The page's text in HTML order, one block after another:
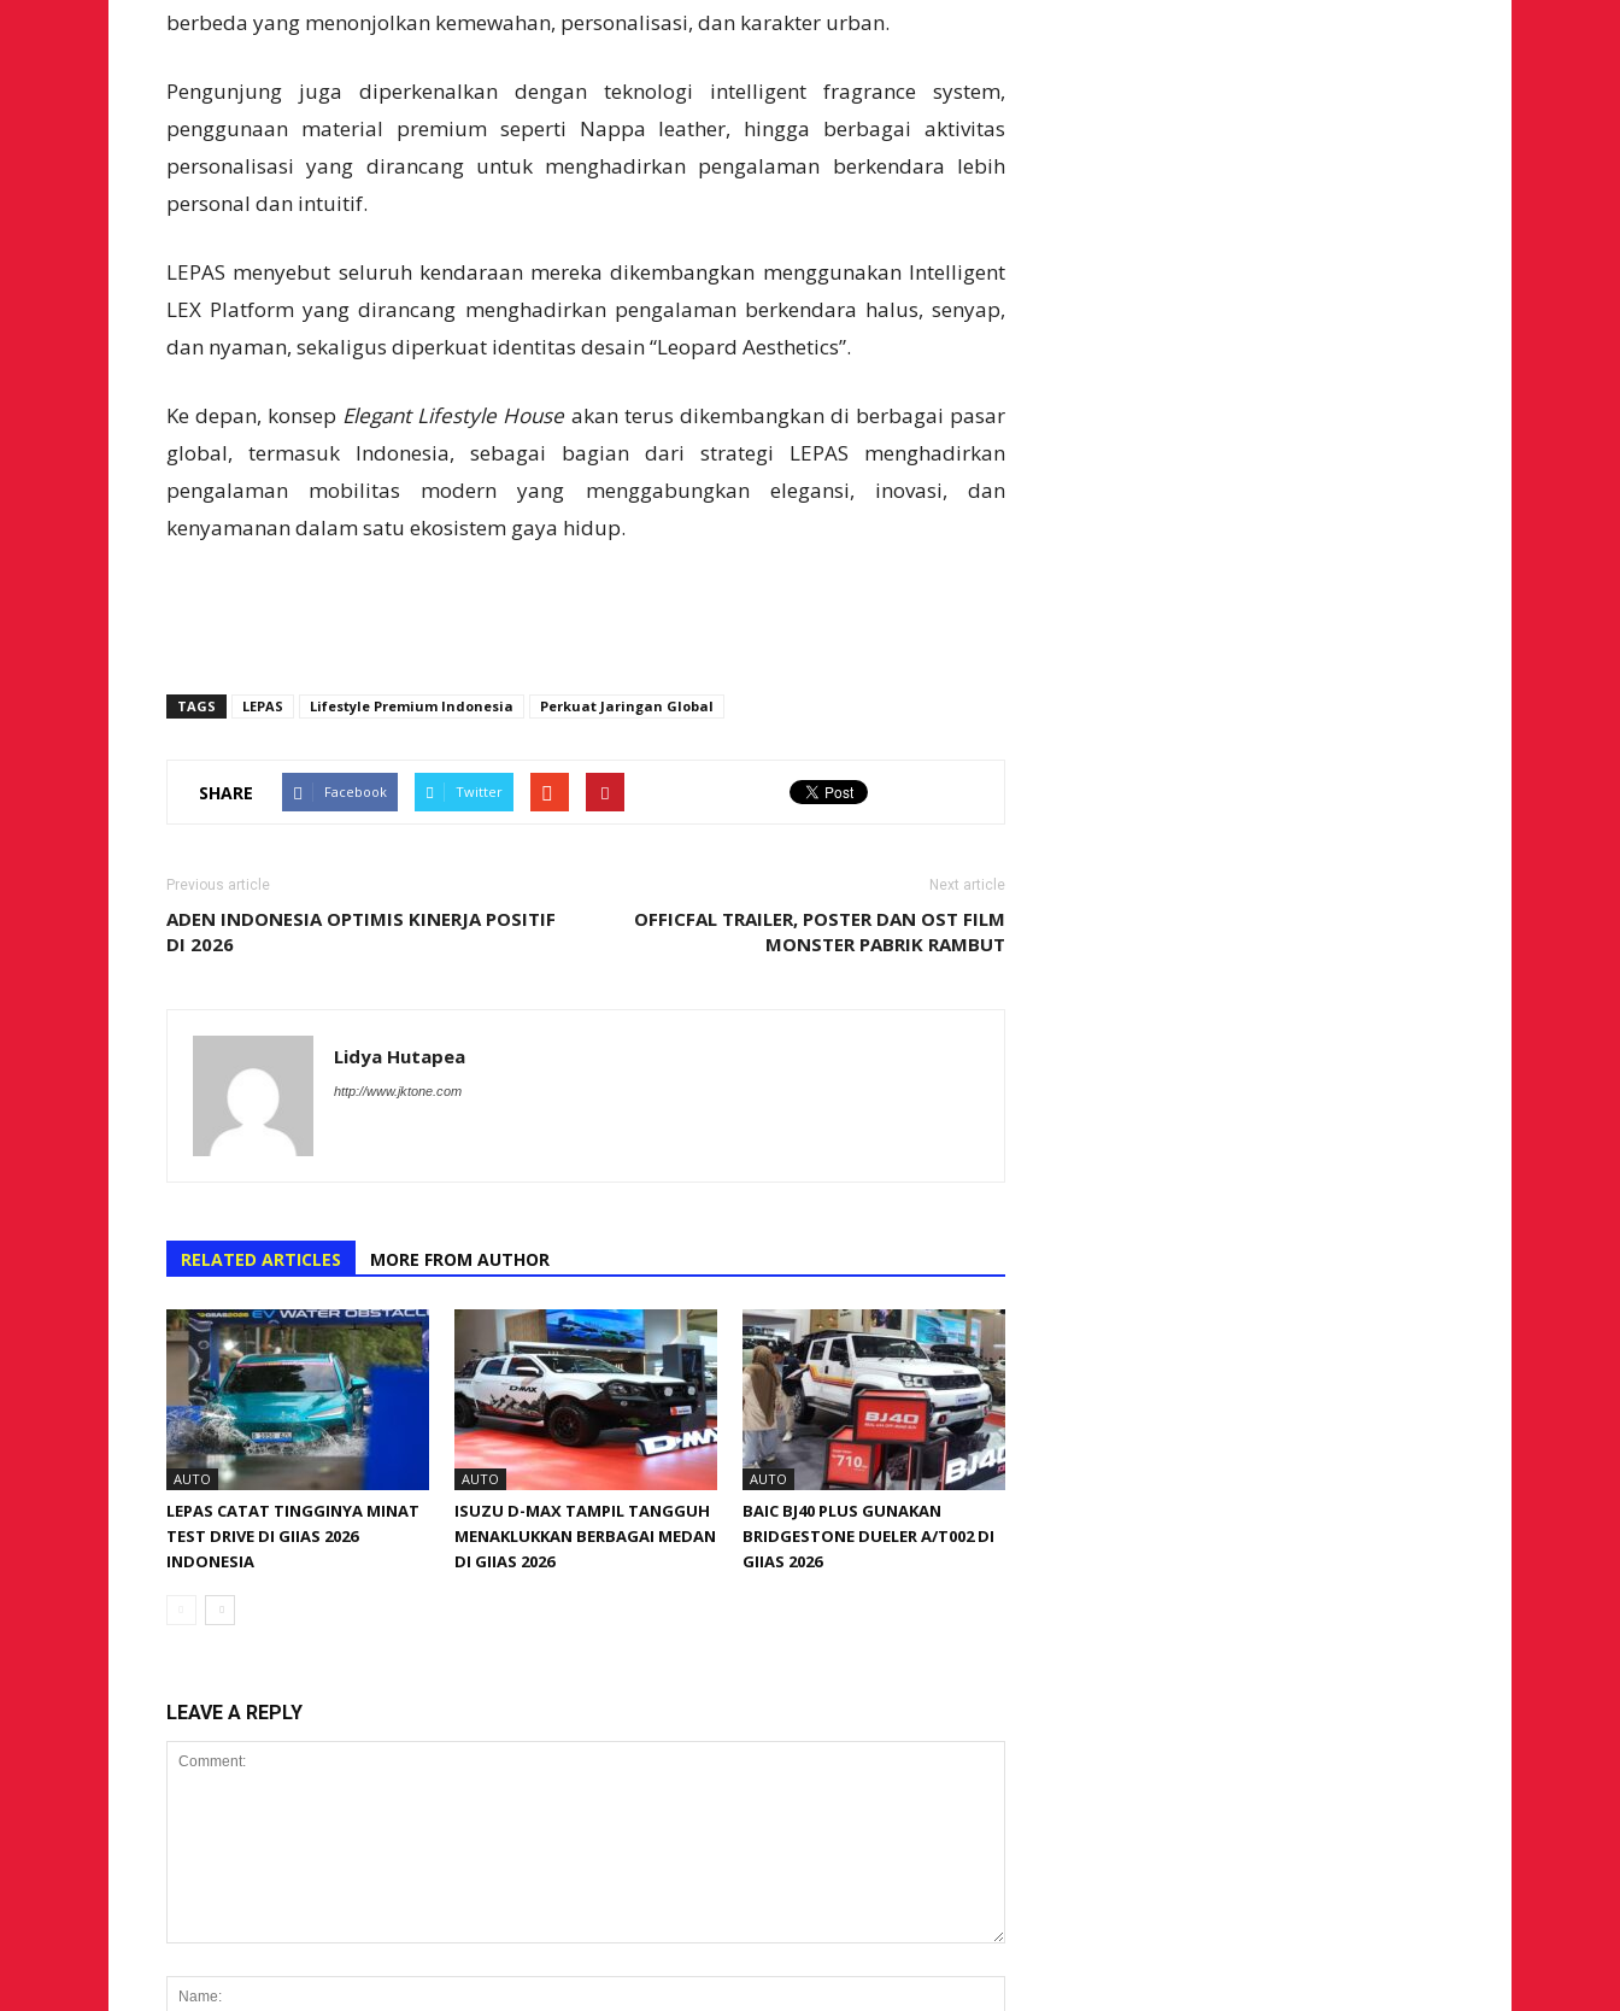
berbeda yang menonjolkan kemewahan, personalisasi, dan karakter urban.
Pengunjung juga diperkenalkan dengan teknologi intelligent fragrance system,
penggunaan material premium seperti Nappa leather, hingga berbagai aktivitas
personalisasi yang dirancang untuk menghadirkan pengalaman berkendara lebih
personal dan intuitif.
LEPAS menyebut seluruh kendaraan mereka dikembangkan menggunakan Intelligent
LEX Platform yang dirancang menghadirkan pengalaman berkendara halus, senyap,
dan nyaman, sekaligus diperkuat identitas desain “Leopard Aesthetics”.
Ke depan, konsep Elegant Lifestyle House akan terus dikembangkan di berbagai pasar
global, termasuk Indonesia, sebagai bagian dari strategi LEPAS menghadirkan
pengalaman mobilitas modern yang menggabungkan elegansi, inovasi, dan
kenyamanan dalam satu ekosistem gaya hidup.
TAGS LEPAS Lifestyle Premium Indonesia Perkuat Jaringan Global
SHARE Facebook Twitter
Previous article
ADEN INDONESIA OPTIMIS KINERJA POSITIF
DI 2026
Next article
OFFICFAL TRAILER, POSTER DAN OST FILM
MONSTER PABRIK RAMBUT
Lidya Hutapea
http://www.jktone.com
RELATED ARTICLES MORE FROM AUTHOR
AUTO
LEPAS CATAT TINGGINYA MINAT
TEST DRIVE DI GIIAS 2026
INDONESIA
AUTO
ISUZU D-MAX TAMPIL TANGGUH
MENAKLUKKAN BERBAGAI MEDAN
DI GIIAS 2026
AUTO
BAIC BJ40 PLUS GUNAKAN
BRIDGESTONE DUELER A/T002 DI
GIIAS 2026
LEAVE A REPLY